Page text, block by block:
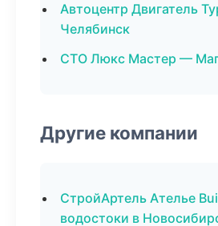
Автоцентр Двигатель
Челябинск
СТО Люкс Мастер —
Другие компании
СтройАртель Ателье
водостоки в